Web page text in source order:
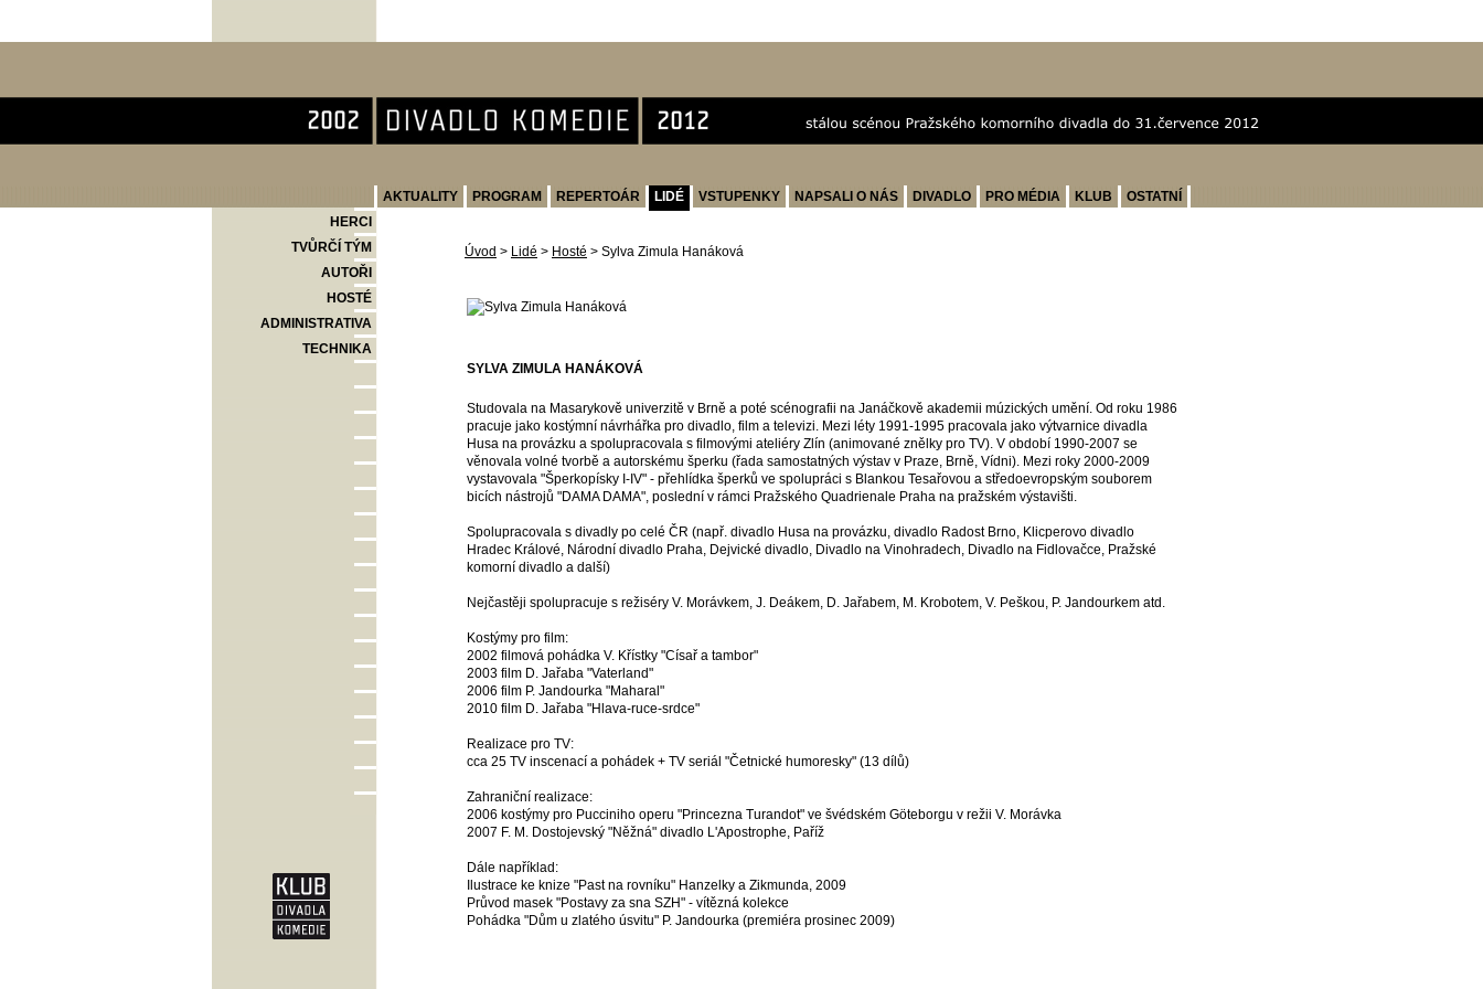
AKTUALITY PROGRAM REPERTOÁR LIDÉ VSTUPENKY NAPSALI O NÁS DIVADLO PRO MÉDIA KLUB
OSTATNÍ
HERCI
TVŮRČÍ TÝM
AUTOŘI
HOSTÉ
ADMINISTRATIVA
TECHNIKA
Úvod > Lidé > Hosté > Sylva Zimula Hanáková
SYLVA ZIMULA HANÁKOVÁ
Studovala na Masarykově univerzitě v Brně a poté scénografii na Janáčkově akademii múzických umění. Od roku 1986
pracuje jako kostýmní návrhářka pro divadlo, film a televizi. Mezi léty 1991-1995 pracovala jako výtvarnice divadla
Husa na provázku a spolupracovala s filmovými ateliéry Zlín (animované znělky pro TV). V období 1990-2007 se
věnovala volné tvorbě a autorskému šperku (řada samostatných výstav v Praze, Brně, Vídni). Mezi roky 2000-2009
vystavovala "Šperkopísky I-IV" - přehlídka šperků ve spolupráci s Blankou Tesařovou a středoevropským souborem
bicích nástrojů "DAMA DAMA", poslední v rámci Pražského Quadrienale Praha na pražském výstavišti.
Spolupracovala s divadly po celé ČR (např. divadlo Husa na provázku, divadlo Radost Brno, Klicperovo divadlo
Hradec Králové, Národní divadlo Praha, Dejvické divadlo, Divadlo na Vinohradech, Divadlo na Fidlovačce, Pražské
komorní divadlo a další)
Nejčastěji spolupracuje s režiséry V. Morávkem, J. Deákem, D. Jařabem, M. Krobotem, V. Peškou, P. Jandourkem atd.
Kostýmy pro film:
2002 filmová pohádka V. Křístky "Císař a tambor"
2003 film D. Jařaba "Vaterland"
2006 film P. Jandourka "Maharal"
2010 film D. Jařaba "Hlava-ruce-srdce"
Realizace pro TV:
cca 25 TV inscenací a pohádek + TV seriál "Četnické humoresky" (13 dílů)
Zahraniční realizace:
2006 kostýmy pro Pucciniho operu "Princezna Turandot" ve švédském Göteborgu v režii V. Morávka
2007 F. M. Dostojevský "Něžná" divadlo L'Apostrophe, Paříž
Dále například:
Ilustrace ke knize "Past na rovníku" Hanzelky a Zikmunda, 2009
Průvod masek "Postavy za sna SZH" - vítězná kolekce
Pohádka "Dům u zlatého úsvitu" P. Jandourka (premiéra prosinec 2009)